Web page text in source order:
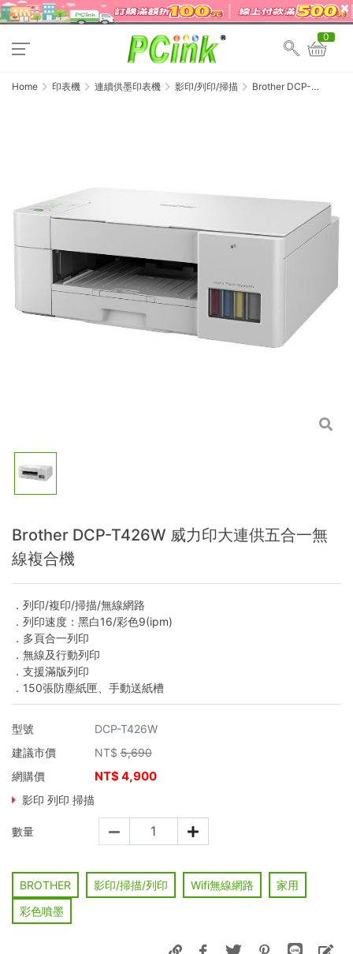
0
Home 印表機 連續供墨印表機 影印/列印/掃描
Brother DCP-
Brother DCP-T426W 威力印大連供五合一無
線複合機
．列印/複印/掃描/無線網路
．列印速度：黑白16/彩色9(ipm)
．多頁合一列印
．無線及行動列印
．支援滿版列印
．150張防塵紙匣、手動送紙槽
型號
DCP-T426W
建議市價
NT$ 5,690
網購價
NT$4,900
影印 列印 掃描
數量
BROTHER 影印/掃描/列印 Wifi無線網路
家用
彩色噴墨